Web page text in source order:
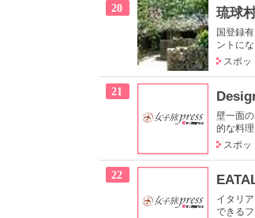
20 琉球
国登録
ントに
スポッ
21
壁一面
的な料理
スポッ
22
イタリ
できる